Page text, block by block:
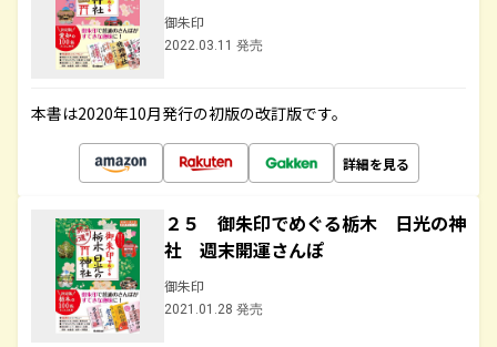
御朱印
2022.03.11 発売
本書は2020年10月発行の初版の改訂版です。
詳細を見る
２５ 御朱印でめぐる栃木 日光の神
社 週末開運さんぽ
御朱印
2021.01.28 発売